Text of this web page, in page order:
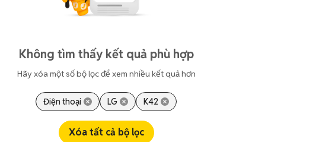
Không tìm thấy kết quả phù hợp
Hãy xóa một số bộ lọc để xem nhiều kết quả hơn
Điện thoại LG K42
Xóa tất cả bộ lọc